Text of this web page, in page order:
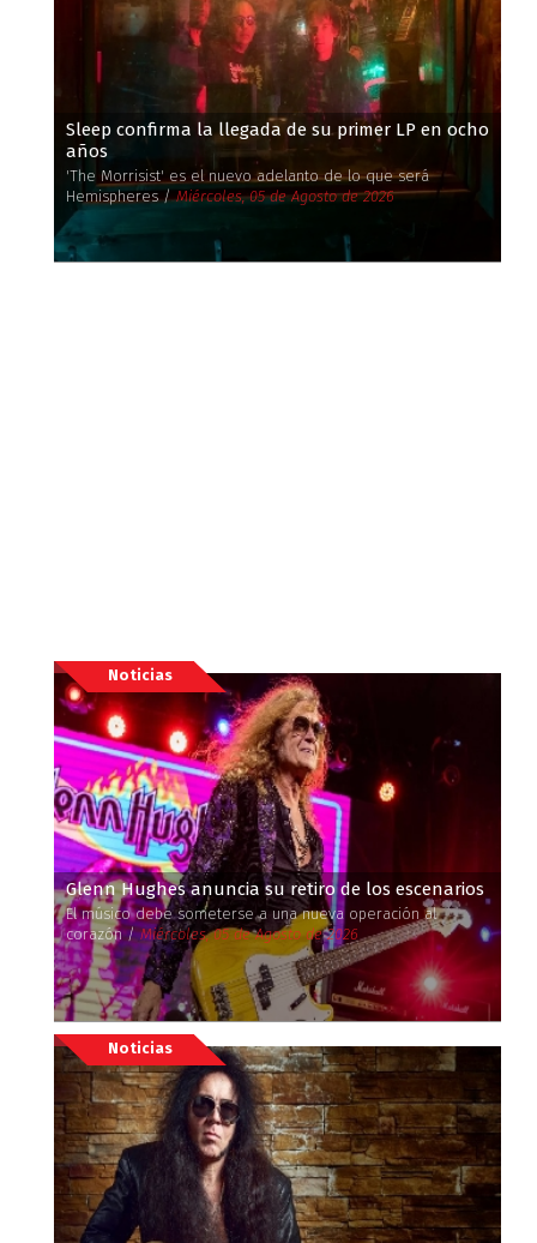
Sleep confirma la llegada de su primer LP en ocho
años
'The Morrisist' es el nuevo adelanto de lo que será
Hemispheres /Miércoles, 05 de Agosto de 2026
Noticias
Glenn Hughes anuncia su retiro de los escenarios
El músico debe someterse a una nueva operación al
corazón /Miércoles, 05 de Agosto de 2026
Noticias